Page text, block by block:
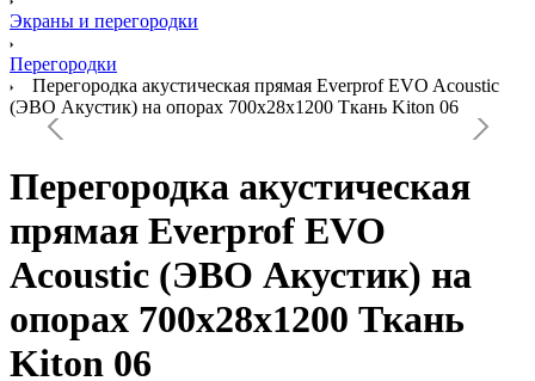
Экраны и перегородки
Перегородки
Перегородка акустическая прямая Everprof EVO Acoustic
(ЭВО Акустик) на опорах 700х28х1200 Ткань Kiton 06
Перегородка акустическая
прямая Everprof EVO
Acoustic (ЭВО Акустик) на
опорах 700х28х1200 Ткань
Kiton 06